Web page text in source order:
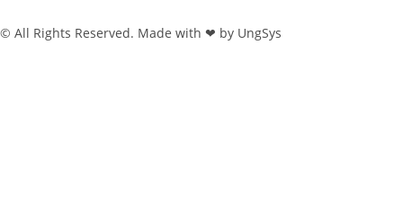
© All Rights Reserved. Made with ❤ by UngSys